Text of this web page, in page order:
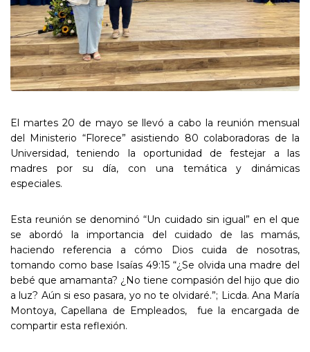
El martes 20 de mayo se llevó a cabo la reunión mensual
del Ministerio “Florece” asistiendo 80 colaboradoras de la
Universidad, teniendo la oportunidad de festejar a las
madres por su día, con una temática y dinámicas
especiales.
Esta reunión se denominó “Un cuidado sin igual” en el que
se abordó la importancia del cuidado de las mamás,
haciendo referencia a cómo Dios cuida de nosotras,
tomando como base Isaías 49:15 “¿Se olvida una madre del
bebé que amamanta? ¿No tiene compasión del hijo que dio
a luz? Aún si eso pasara, yo no te olvidaré.”; Licda. Ana María
Montoya, Capellana de Empleados, fue la encargada de
compartir esta reflexión.